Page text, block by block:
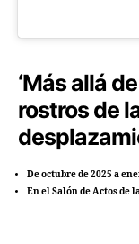
‘Más allá
rostros de
De octubre de 2025 a
En el Salón de Actos de